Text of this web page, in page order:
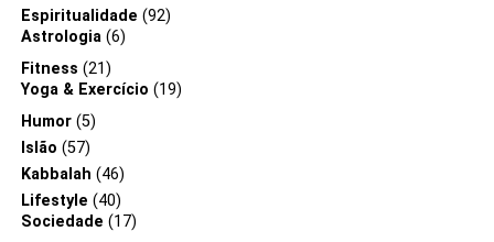
Espiritualidade (92)
Astrologia(6)
Fitness (21)
Yoga & Exercício (19)
Humor(5)
Islão (57)
Kabbalah (46)
Lifestyle (40)
Sociedade (17)